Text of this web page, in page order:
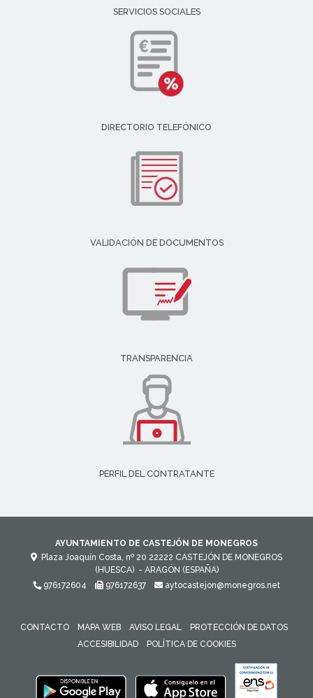
SERVICIOS SOCIALES
DIRECTORIO TELEFÓNICO
VALIDACIÓN DE DOCUMENTOS
TRANSPARENCIA
PERFIL DEL CONTRATANTE
AYUNTAMIENTO DE CASTEJÓN DE MONEGROS
Plaza Joaquín Costa, nº 20 22222 CASTEJÓN DE MONEGROS
(HUESCA) - ARAGÓN (ESPAÑA)
976172604
976172637 aytocastejon@monegros.net
CONTACTO MAPA WEB AVISO LEGAL
PROTECCIÓN DE DATOS
ACCESIBILIDAD
POLÍTICA DE COOKIES